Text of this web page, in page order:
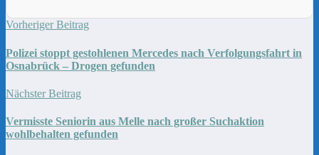
Vorheriger Beitrag
Polizei stoppt gestohlenen Mercedes nach Verfolgungsfahrt in
Osnabrück – Drogen gefunden
Nächster Beitrag
Vermisste Seniorin aus Melle nach großer Suchaktion
wohlbehalten gefunden